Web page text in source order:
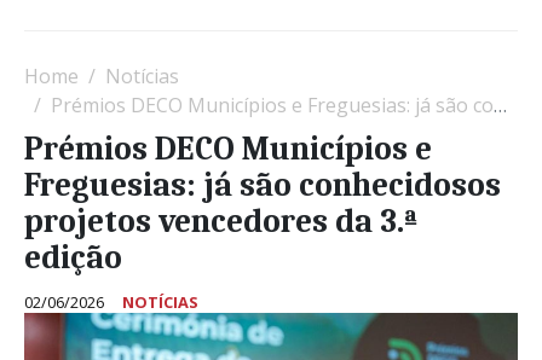
Home
Notícias
Prémios DECO Municípios e Freguesias: já são conhecidosos projetos vencedores da 3.ª edição
Prémios DECO Municípios e
Freguesias: já são conhecidosos
projetos vencedores da 3.ª
edição
02/06/2026 NOTÍCIAS